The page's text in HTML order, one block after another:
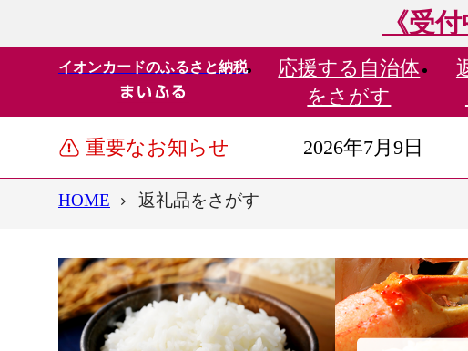
《受
イオンカードのふるさと納税 応援する 自治体
をさがす
重要なお知らせ 2026年7月9日
HOME 返礼品をさがす